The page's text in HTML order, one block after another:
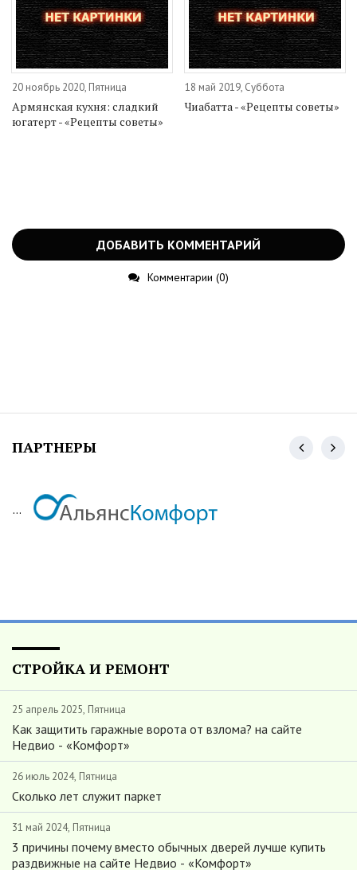
20 ноябрь 2020, Пятница
Армянская кухня: сладкий
югатерт - «Рецепты советы»
18 май 2019, Суббота
Чиабатта - «Рецепты советы»
ДОБАВИТЬ КОММЕНТАРИЙ
Комментарии (0)
ПАРТНЕРЫ
...
СТРОЙКА И РЕМОНТ
25 апрель 2025, Пятница
Как защитить гаражные ворота от взлома? на сайте
Недвио - «Комфорт»
26 июль 2024, Пятница
Сколько лет служит паркет
31 май 2024, Пятница
3 причины почему вместо обычных дверей лучше купить
раздвижные на сайте Недвио - «Комфорт»